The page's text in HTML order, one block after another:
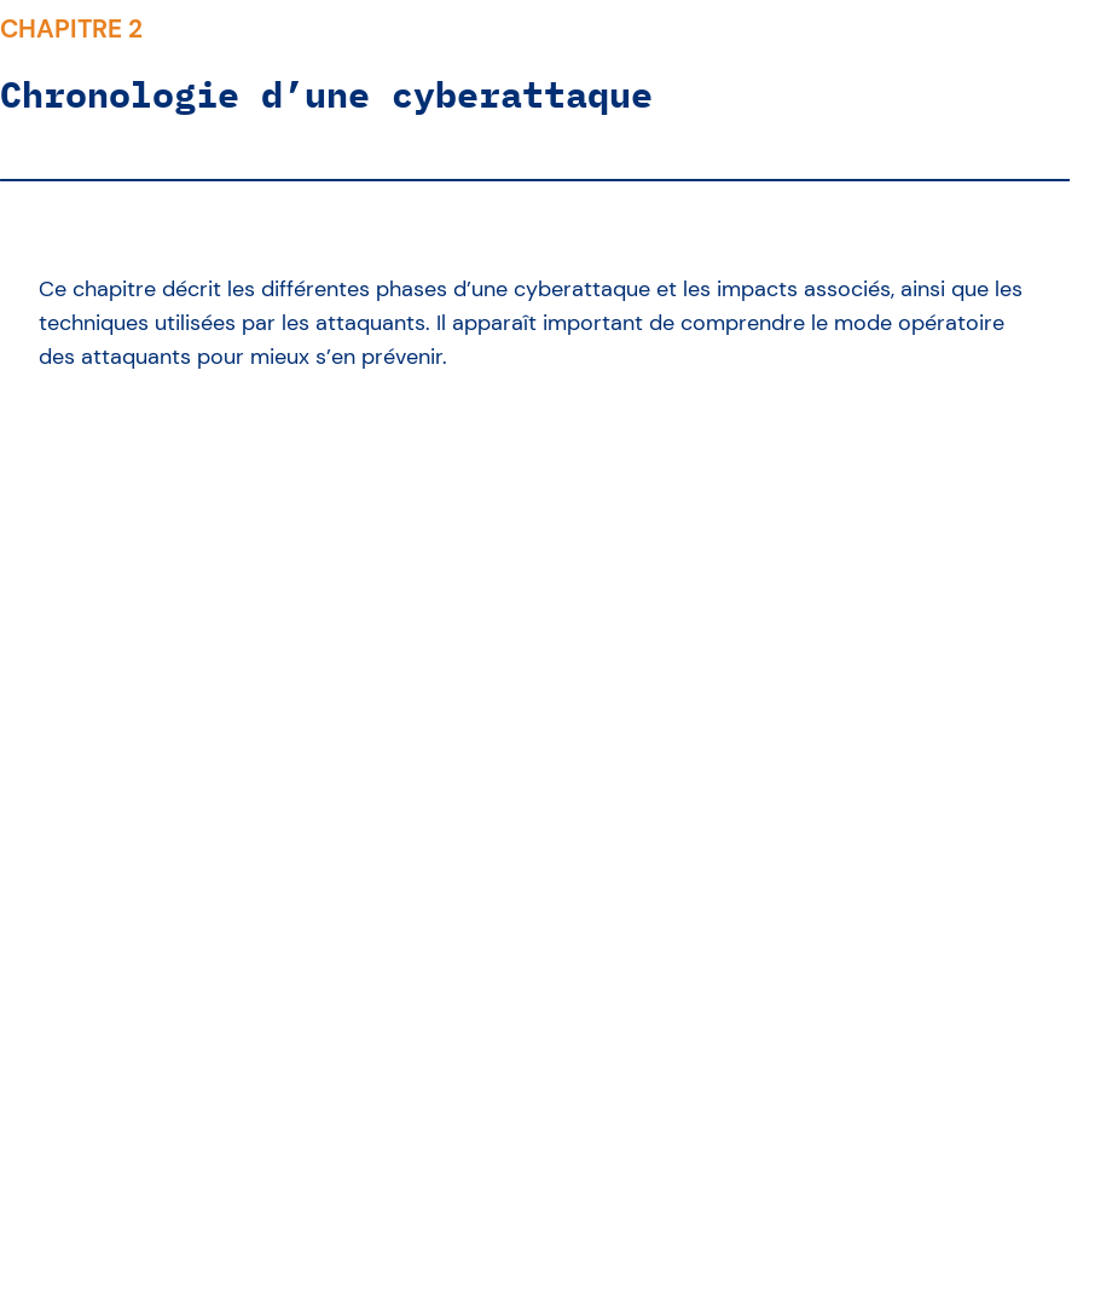
CHAPITRE 2
Chronologie d’une cyberattaque
Ce chapitre décrit les différentes phases d’une cyberattaque et les impacts associés, ainsi que les
techniques utilisées par les attaquants. Il apparaît important de comprendre le mode opératoire
des attaquants pour mieux s’en prévenir.